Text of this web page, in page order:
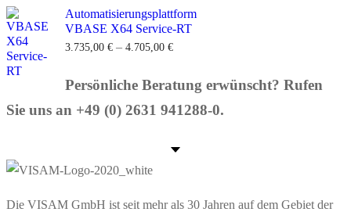
Automatisierungsplattform
VBASE X64 Service-RT
3.735,00 € – 4.705,00 €
Persönliche Beratung erwünscht? Rufen
Sie uns an +49 (0) 2631 941288-0.
Die VISAM GmbH ist seit mehr als 30 Jahren auf dem Gebiet der